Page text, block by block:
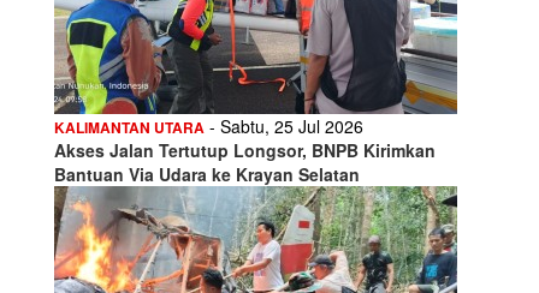
KALIMANTAN UTARA - Sabtu, 25 Jul 2026
Akses Jalan Tertutup Longsor, BNPB Kirimkan
Bantuan Via Udara ke Krayan Selatan